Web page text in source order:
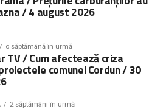
/ 4 august 2026
o săptămână în urmă
TV / Cum afectează criza
comunei Cordun / 30
2 săptămâni în urmă